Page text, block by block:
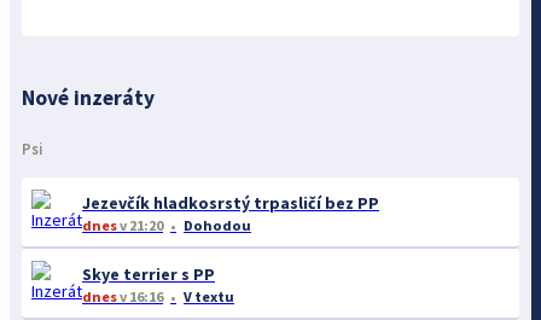
Nové inzeráty
Psi
Jezevčík hladkosrstý trpasličí bez PP
dnesv 21:20 Dohodou
Skye terrier s PP
dnesv 16:16 V textu